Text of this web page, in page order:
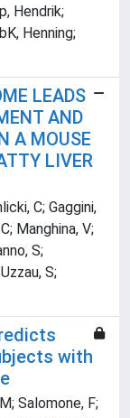
Hendrik;
Henning;
LEADS
AND
A MOUSE
LIVER
C; Gaggini,
Manghina, V;
S;
S;
with
Salomone, F;